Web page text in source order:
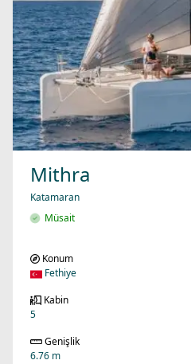
Mithra
Katamaran
Müsait
Konum
Fethiye
Kabin
5
Genişlik
6.76 m